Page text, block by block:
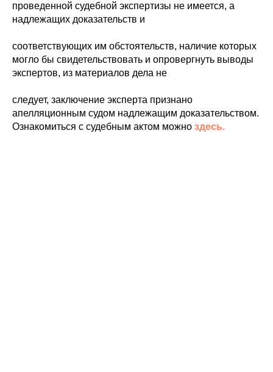
проведенной судебной экспертизы не имеется, а
надлежащих доказательств и
соответствующих им обстоятельств, наличие которых
могло бы свидетельствовать и опровергнуть выводы
экспертов, из материалов дела не
следует, заключение эксперта признано
апелляционным судом надлежащим доказательством.
Ознакомиться с судебным актом можно здесь.